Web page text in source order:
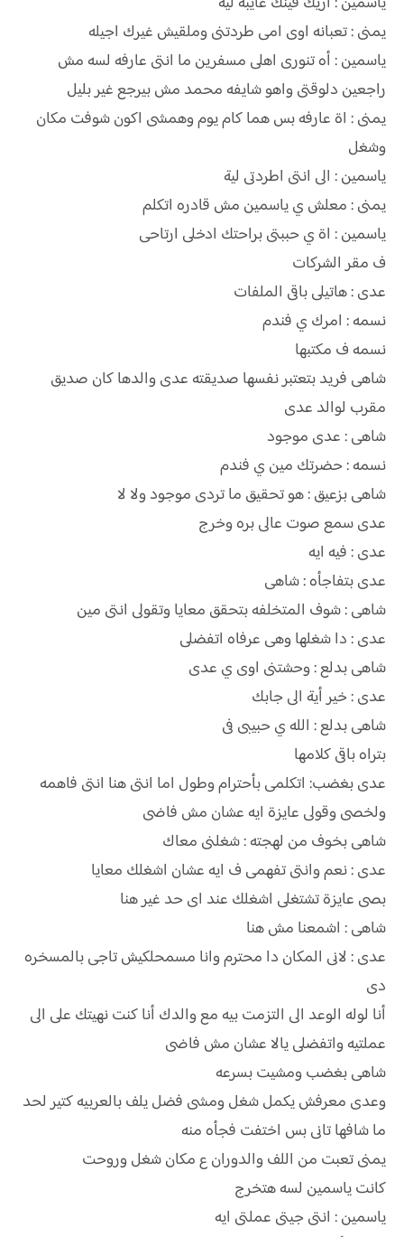
يمنى : تعبانه اوى امى طردتنى وملقيش غيرك اجيله
ياسمين : أه تنورى اهلى مسفرين ما انتى عارفه لسه مش
راجعين دلوقتى واهو شايفه محمد مش بيرجع غير بليل
يمنى : اة عارفه بس هما كام يوم وهمشى اكون شوفت مكان
وشغل
ياسمين : الى انتى اطردتى لية
يمنى : معلش ي ياسمين مش قادره اتكلم
ياسمين : اة ي حببتى براحتك ادخلى ارتاحى
ف مقر الشركات
عدى : هاتيلى باقى الملفات
نسمه : امرك ي فندم
نسمه ف مكتبها
شاهى فريد بتعتبر نفسها صديقته عدى والدها كان صديق
مقرب لوالد عدى
شاهى : عدى موجود
نسمه : حضرتك مين ي فندم
شاهى بزعيق : هو تحقيق ما تردى موجود ولا لا
عدى سمع صوت عالى بره وخرج
عدى : فيه ايه
عدى بتفاجأه : شاهى
شاهى : شوف المتخلفه بتحقق معايا وتقولى انتى مين
عدى : دا شغلها وهى عرفاه اتفضلى
شاهى بدلع : وحشتنى اوى ي عدى
عدى : خير أية الى جابك
شاهى بدلع : الله ي حبيبى فى
بتراه باقى كلامها
عدى بغضب: اتكلمى بأحترام وطول اما انتى هنا انتى فاهمه
ولخصى وقولى عايزة ايه عشان مش فاضى
شاهى بخوف من لهجته : شغلنى معاك
عدى : نعم وانتى تفهمى ف ايه عشان اشغلك معايا
بصى عايزة تشتغلى اشغلك عند اى حد غير هنا
شاهى : اشمعنا مش هنا
عدى : لانى المكان دا محترم وانا مسمحلكيش تاجى بالمسخره
دى
أنا لوله الوعد الى التزمت بيه مع والدك أنا كنت نهيتك على الى
عملتيه واتفضلى يالا عشان مش فاضى
شاهى بغضب ومشيت بسرعه
وعدى معرفش يكمل شغل ومشى فضل يلف بالعربيه كتير لحد
ما شافها تانى بس اختفت فجأه منه
يمنى تعبت من اللف والدوران ع مكان شغل وروحت
كانت ياسمين لسه هتخرج
ياسمين : انتى جيتى عملتى ايه